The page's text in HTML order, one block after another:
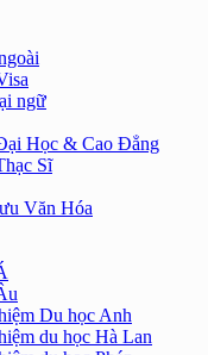
ngữ
Học & Cao Đẳng
Sĩ
Văn Hóa
Du học Anh
du học Hà Lan